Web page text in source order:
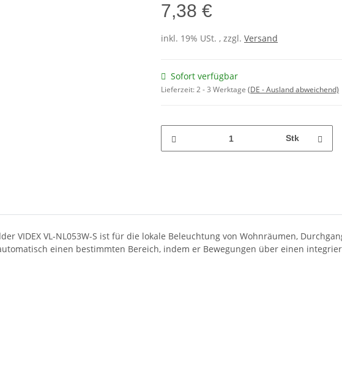
7,38 €
inkl. 19% USt. , zzgl. Versand
Sofort verfügbar
Lieferzeit:2 - 3 Werktage (DE - Ausland abweichend)
Stk
VIDEX VL-NL053W-S ist für die lokale Beleuchtung von Wohnräumen,
einen bestimmten Bereich, indem er Bewegungen über einen